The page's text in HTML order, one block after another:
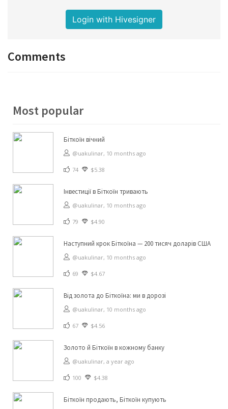
Login with Hivesigner
Comments
Most popular
Біткоїн вічний
@uakulinar, 10 months ago
74 $5.38
Інвестиції в Біткоїн тривають
@uakulinar, 10 months ago
79 $4.90
Наступний крок Біткоїна — 200 тисяч доларів США
@uakulinar, 10 months ago
69 $4.67
Від золота до Біткоїна: ми в дорозі
@uakulinar, 10 months ago
67 $4.56
Золото й Біткоїн в кожному банку
@uakulinar, a year ago
100 $4.38
Біткоїн продають, Біткоїн купують